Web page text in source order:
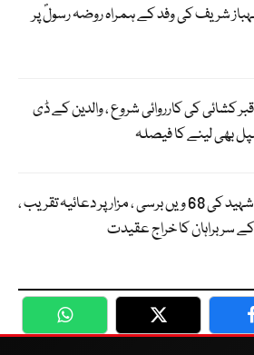
شریف کی وفد کے ہمراہ روضہ رسولؐ پر
کشائی کی کارروائی شروع ، والدین کے ڈی
بھی لینے کا فیصلہ
میجر طفیل شہید کی 68 ویں برسی ، مزار پر دعائیہ تقریب ،
سربراہان کا خراج عقیدت
WhatsApp Twitter